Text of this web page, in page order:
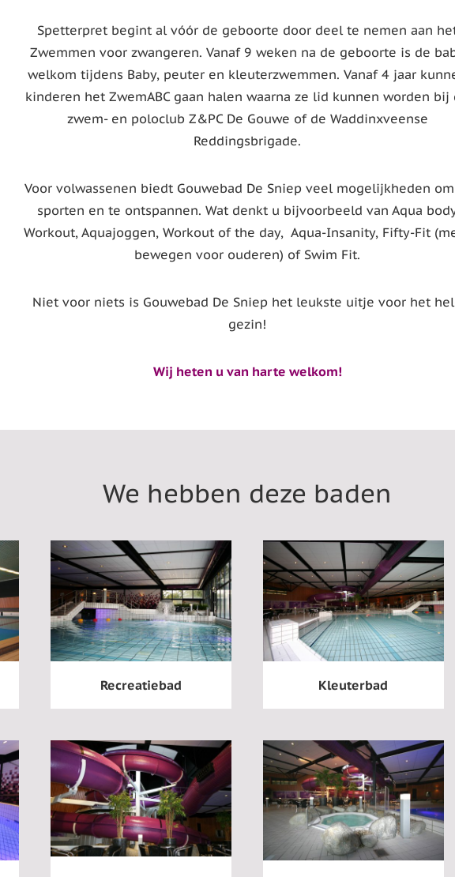
Spetterpret begint al vóór de geboorte door deel te nemen aan
Zwemmen voor zwangeren. Vanaf 9 weken na de geboorte is de
welkom tijdens Baby, peuter en kleuterzwemmen. Vanaf 4 jaar
kinderen het ZwemABC gaan halen waarna ze lid kunnen worden bij
zwem- en poloclub Z&PC De Gouwe of de Waddinxveense
Reddingsbrigade.
Voor volwassenen biedt Gouwebad De Sniep veel mogelijkheden
sporten en te ontspannen. Wat denkt u bijvoorbeeld van Aqua
Workout, Aquajoggen, Workout of the day, Aqua-Insanity, Fifty-Fit
bewegen voor ouderen) of Swim Fit.
Niet voor niets is Gouwebad De Sniep het leukste uitje voor het
gezin!
Wij heten u van harte welkom!
We hebben deze baden
Recreatiebad Kleuterbad